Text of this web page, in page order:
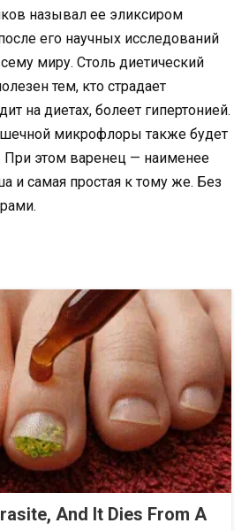
называл ее эликсиром
его научных исследований
миру. Столь диетический
тем, кто страдает
на диетах, болеет гипертонией.
микрофлоры также будет
При этом варенец — наименее
и самая простая к тому же. Без
And It Dies From A